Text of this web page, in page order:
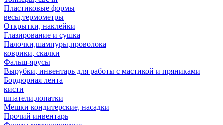
Пластиковые формы
весы,термометры
Открытки, наклейки
Глазирование и сушка
Палочки,шампуры,проволока
коврики, скалки
Фальш-ярусы
Вырубки, инвентарь для работы с мастикой и пряниками
Бордюрная лента
кисти
шпатели,лопатки
Мешки кондитерские, насадки
Прочий инвентарь